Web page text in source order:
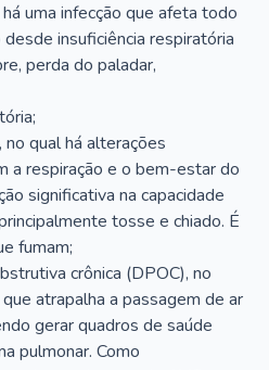
uma infecção que afeta todo
insuficiência respiratória
perda do paladar,
qual há alterações
a respiração e o bem-estar do
significativa na capacidade
tosse e chiado. É
fumam;
crônica (DPOC), no
atrapalha a passagem de ar
gerar quadros de saúde
pulmonar. Como